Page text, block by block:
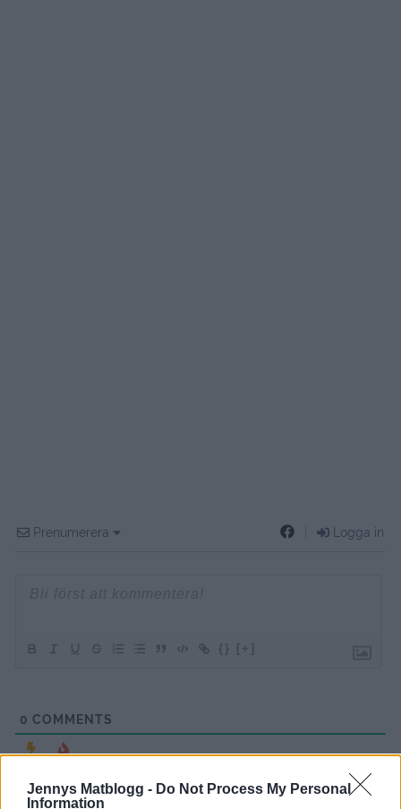
Jennys Matblogg - Do Not Process My Personal
Information
Prenumerera Logga in
{} [+]
0 COMMENTS